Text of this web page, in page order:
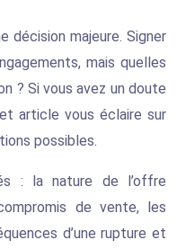
décision majeure. Signer
mais quelles
? Si vous avez un doute
article vous éclaire sur
possibles.
: la nature de l’offre
de vente, les
d’une rupture et